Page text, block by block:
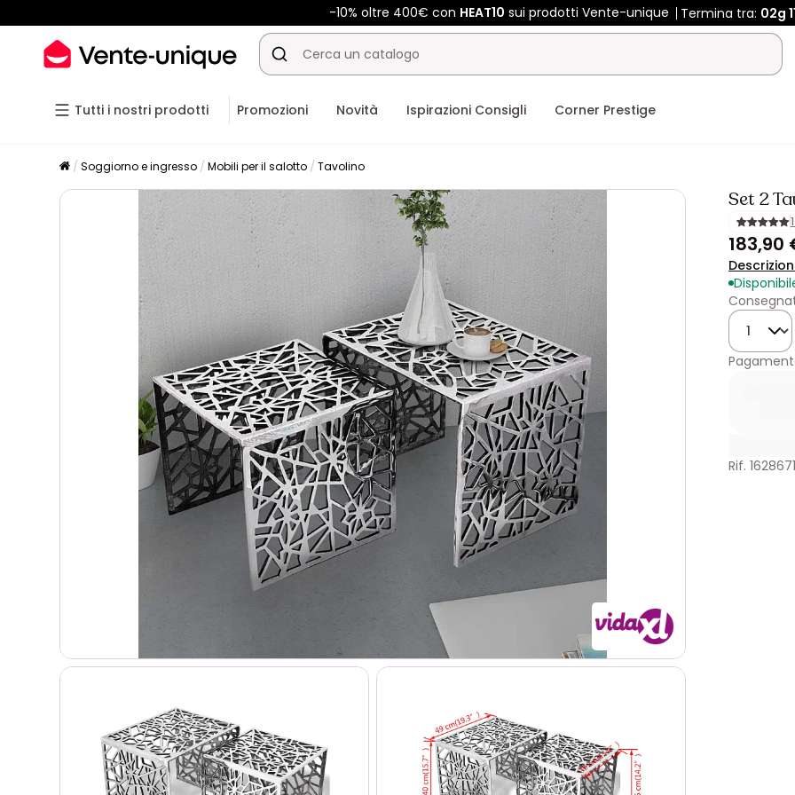
-10% oltre 400€ con HEAT10 sui prodotti Vente-unique Termina tra: 02g
Tutti i nostri prodotti Promozioni Novità Ispirazioni Consigli Corner Prestige
Soggiorno e ingresso Mobili per il salotto Tavolino
Set 2
183,90
Quantità
Rif. 1628671